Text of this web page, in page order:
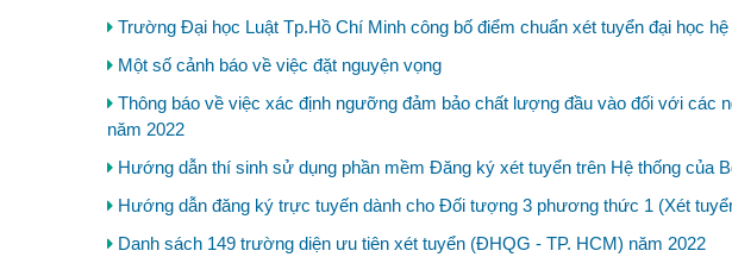
Trường Đại học Luật Tp.Hồ Chí Minh công bố điểm chuẩn xét tuyển đại học
Một số cảnh báo về việc đặt nguyện vọng
Thông báo về việc xác định ngưỡng đảm bảo chất lượng đầu vào đối với các
năm 2022
Hướng dẫn thí sinh sử dụng phần mềm Đăng ký xét tuyển trên Hệ thống của
Hướng dẫn đăng ký trực tuyến dành cho Đối tượng 3 phương thức 1 (Xét
Danh sách 149 trường diện ưu tiên xét tuyển (ĐHQG - TP. HCM) năm 2022